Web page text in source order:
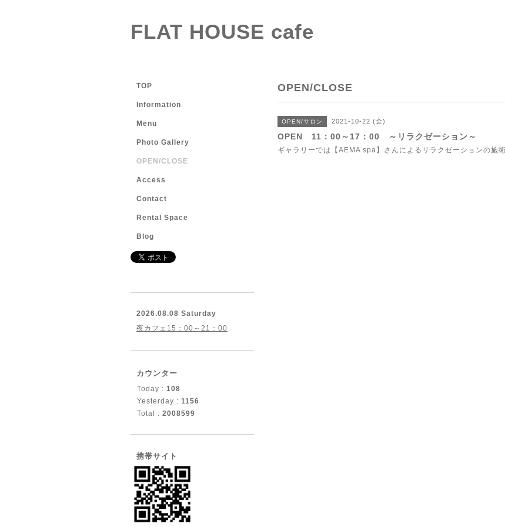
FLAT HOUSE cafe
OPEN/CLOSE
OPEN/サロン 2021-10-22 (金)
OPEN 11：00～17：00 ～リラクゼーション～
ギャラリーでは【AEMA spa】さんによるリラクゼーションの施
TOP
Information
Menu
Photo Gallery
OPEN/CLOSE
Access
Contact
Rental Space
Blog
2026.08.08 Saturday
夜カフェ15：00～21：00
カウンター
Today : 108
Yesterday : 1156
Total : 2008599
携帯サイト